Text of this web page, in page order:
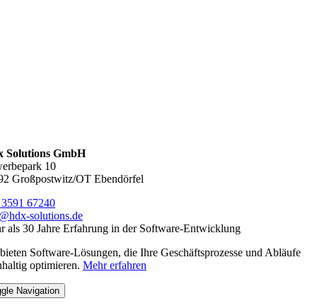
Solutions GmbH
10
Großpostwitz/OT Ebendörfel
67240
solutions.de
als 30 Jahre Erfahrung in der Software-Entwicklung
Software-Lösungen, die Ihre Geschäftsprozesse und Abläufe
optimieren. Mehr erfahren
Navigation